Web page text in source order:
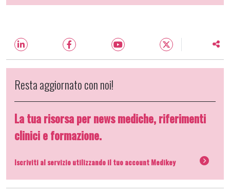
Resta aggiornato con noi!
La tua risorsa per news mediche, riferimenti
clinici e formazione.
Iscriviti al servizio utilizzando il tuo account Medikey